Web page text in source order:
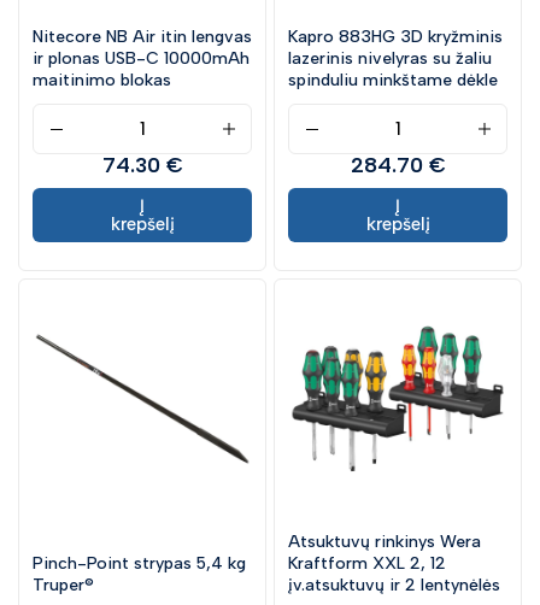
Nitecore NB Air itin lengvas
ir plonas USB-C 10000mAh
maitinimo blokas
74.30 €
Į
krepšelį
Kapro 883HG 3D kryžminis
lazerinis nivelyras su žaliu
spinduliu minkštame dėkle
284.70 €
Į
krepšelį
Pinch-Point strypas 5,4 kg
Truper®
Atsuktuvų rinkinys Wera
Kraftform XXL 2, 12
įv.atsuktuvų ir 2 lentynėlės